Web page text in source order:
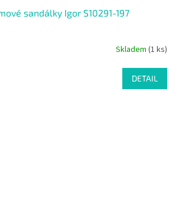
sandálky Igor S10291-197
Skladem (1 ks)
DETAIL